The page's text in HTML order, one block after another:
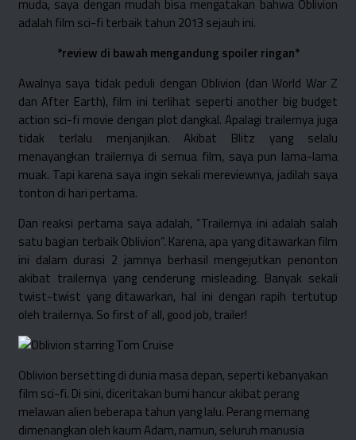
muda, saya dengan mudah bisa mengatakan bahwa Oblivion
adalah film sci-fi terbaik tahun 2013 sejauh ini.
*review di bawah mengandung spoiler ringan*
Awalnya saya tidak peduli dengan Oblivion (dan World War Z
dan After Earth), film ini terlihat seperti another big budget
action sci-fi movie dengan plot dangkal. Apalagi trailernya juga
tidak terlalu menjanjikan. Akibat Blitz yang selalu
menayangkan trailernya di semua film, saya pun lama-lama
muak. Tapi karena saya ingin sekali mereviewnya, jadilah saya
tonton di hari pertama.
Dan reaksi pertama saya adalah, “Trailernya ini adalah salah
satu bagian terbaik Oblivion”. Karena, apa yang ditawarkan film
ini dalam durasi 2 jamnya berhasil mengejutkan penonton
akibat trailernya yang cenderung misleading. Banyak sekali
twist-twist yang ditawarkan, hal ini dengan rapih tertutup
oleh trailernya. So first of all, good job, trailer!
Oblivion bersetting di dunia masa depan, seperti kebanyakan
film sci-fi. Di sini, diceritakan bumi hancur akibat perang
melawan alien beberapa tahun yang lalu. Perang memang
dimenangkan oleh kaum Adam, namun, seluruh manusia